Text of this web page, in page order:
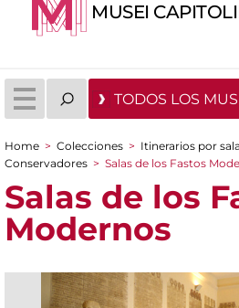
MUSEI
TODOS LOS
You are here
Home > Colecciones > Itinerarios por
Conservadores > Salas de los Fastos
Salas de los
Modernos